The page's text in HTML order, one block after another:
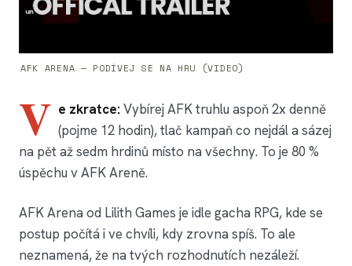
AFK ARENA — PODÍVEJ SE NA HRU (VIDEO)
V e zkratce: Vybírej AFK truhlu aspoň 2x denně
(pojme 12 hodin), tlač kampaň co nejdál a sázej
na pět až sedm hrdinů místo na všechny. To je 80 %
úspěchu v AFK Areně.
AFK Arena od Lilith Games je idle gacha RPG, kde se
postup počítá i ve chvíli, kdy zrovna spíš. To ale
neznamená, že na tvých rozhodnutích nezáleží.